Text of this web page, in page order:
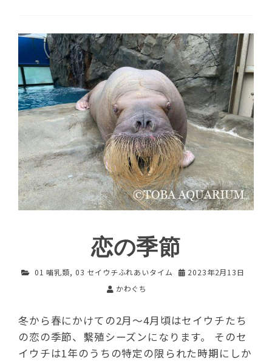
恋の季節
01 哺乳類, 03 セイウチふれあいタイム
2023年2月13日
かわぐち
冬から春にかけての2月～4月頃はセイウチたち
の恋の季節、繫殖シーズンになります。 そのセ
イウチは1年のうちの特定の限られた時期にしか